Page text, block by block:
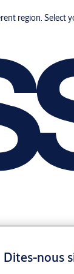
region.
Dites-nous